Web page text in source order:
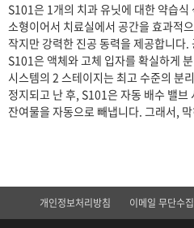
S101은 1개의 치과 유닛에 대한 약습
소형이어서 치료실에서 공간을 효과적
작지만 강력한 진공 동력을 제공합니다
S101은 액체와 고체 입자를 확실하게
시스템의 2 스테이지는 최고 수준의 분
정지되고 난 후, S101은 자동 배수 밸브
잔여물을 자동으로 빼냅니다. 그래서,
개인정보처리방침 이메일 무단수